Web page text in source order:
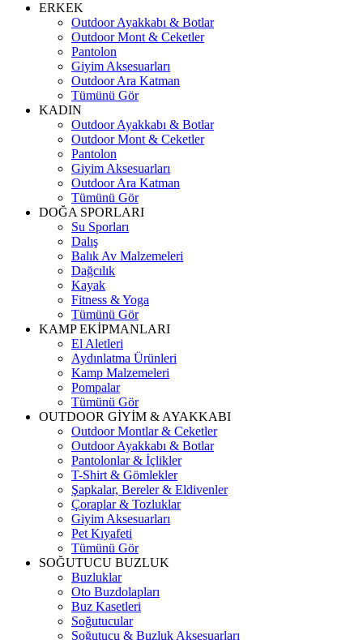
ERKEK
Outdoor Ayakkabı & Botlar
Outdoor Mont & Ceketler
Pantolon
Giyim Aksesuarları
Outdoor Ara Katman
Tümünü Gör
KADIN
Outdoor Ayakkabı & Botlar
Outdoor Mont & Ceketler
Pantolon
Giyim Aksesuarları
Outdoor Ara Katman
Tümünü Gör
DOĞA SPORLARI
Su Sporları
Dalış
Balık Av Malzemeleri
Dağcılık
Kayak
Fitness & Yoga
Tümünü Gör
KAMP EKİPMANLARI
El Aletleri
Aydınlatma Ürünleri
Kamp Malzemeleri
Pompalar
Tümünü Gör
OUTDOOR GİYİM & AYAKKABI
Outdoor Montlar & Ceketler
Outdoor Ayakkabı & Botlar
Pantolonlar & İçlikler
T-Shirt & Gömlekler
Şapkalar, Bereler & Eldivenler
Çoraplar & Tozluklar
Giyim Aksesuarları
Pet Kıyafeti
Tümünü Gör
SOĞUTUCU BUZLUK
Buzluklar
Oto Buzdolapları
Buz Kasetleri
Soğutucular
Soğutucu & Buzluk Aksesuarları